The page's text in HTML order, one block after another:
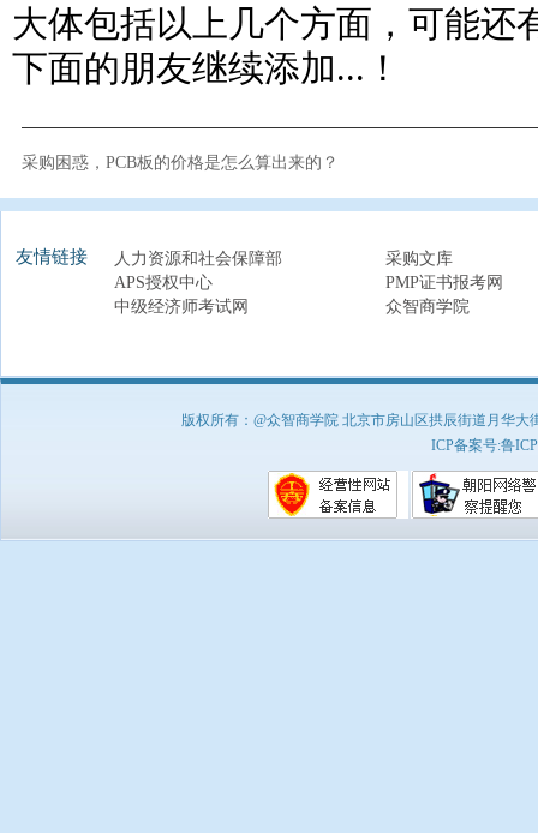
大体包括以上几个方面，可能还
下面的朋友继续添加...！
采购困惑，PCB板的价格是怎么算出来的？
友情链接 人力资源和社会保障部
采购文库
APS授权中心
PMP证书报考网
中级经济师考试网
众智商学院
版权所有：@众智商学院 北京市房山区拱辰街道月华
ICP备案号:鲁